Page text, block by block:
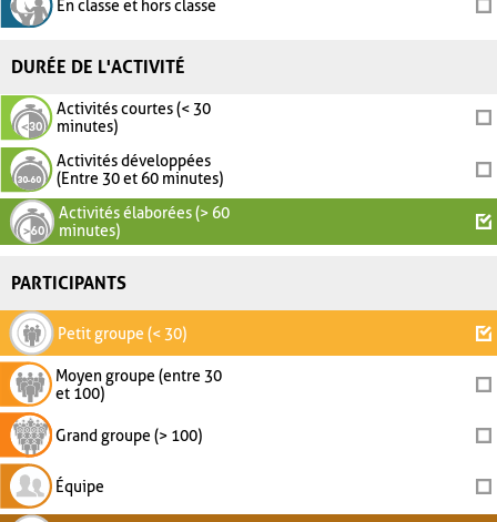
En classe et hors classe
DURÉE DE L'ACTIVITÉ
Activités courtes (< 30
minutes)
Activités développées
(Entre 30 et 60 minutes)
Activités élaborées (> 60
minutes)
PARTICIPANTS
Petit groupe (< 30)
Moyen groupe (entre 30
et 100)
Grand groupe (> 100)
Équipe